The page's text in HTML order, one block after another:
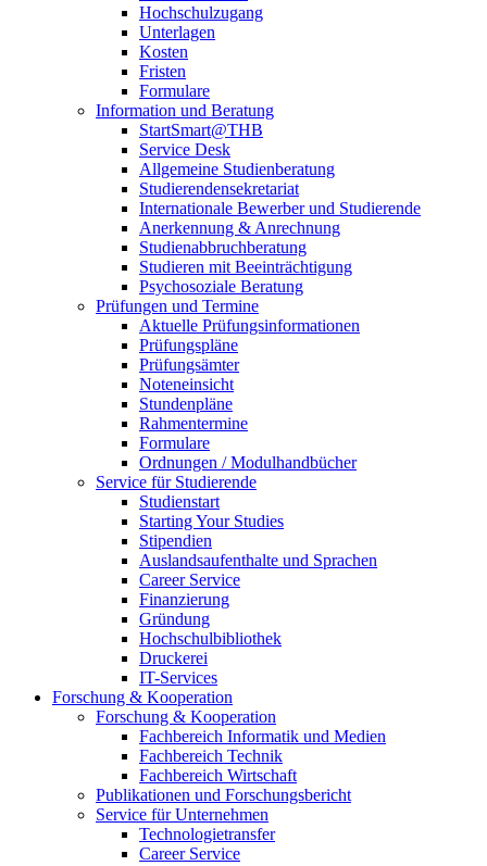
Hochschulzugang
Unterlagen
Kosten
Fristen
Formulare
Information und Beratung
StartSmart@THB
Service Desk
Allgemeine Studienberatung
Studierendensekretariat
Internationale Bewerber und Studierende
Anerkennung & Anrechnung
Studienabbruchberatung
Studieren mit Beeinträchtigung
Psychosoziale Beratung
Prüfungen und Termine
Aktuelle Prüfungsinformationen
Prüfungspläne
Prüfungsämter
Noteneinsicht
Stundenpläne
Rahmentermine
Formulare
Ordnungen / Modulhandbücher
Service für Studierende
Studienstart
Starting Your Studies
Stipendien
Auslandsaufenthalte und Sprachen
Career Service
Finanzierung
Gründung
Hochschulbibliothek
Druckerei
IT-Services
Forschung & Kooperation
Forschung & Kooperation
Fachbereich Informatik und Medien
Fachbereich Technik
Fachbereich Wirtschaft
Publikationen und Forschungsbericht
Service für Unternehmen
Technologietransfer
Career Service